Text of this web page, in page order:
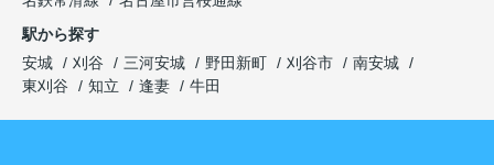
駅から探す
安城
刈谷 三河安城 野田新町 刈谷市
南安城
東刈谷
知立 逢妻 牛田